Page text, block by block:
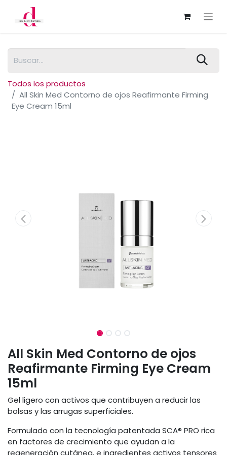
Todos los productos
All Skin Med Contorno de ojos Reafirmante Firming
Eye Cream 15ml
All Skin Med Contorno de ojos
Reafirmante Firming Eye Cream
15ml
Gel ligero con activos que contribuyen a reducir las
bolsas y las arrugas superficiales.
Formulado con la tecnología patentada SCA® PRO rica
en factores de crecimiento que ayudan a la
regeneración cutánea, e ingredientes activos tensores